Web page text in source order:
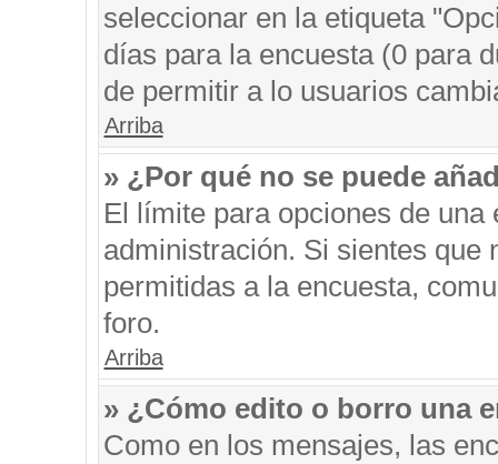
seleccionar en la etiqueta
días para la encuesta (0 para
de permitir a lo usuarios
Arriba
» ¿Por qué no se puede
El límite para opciones de una
administración. Si sientes que
permitidas a la encuesta,
foro.
Arriba
» ¿Cómo edito o borro una
Como en los mensajes, las